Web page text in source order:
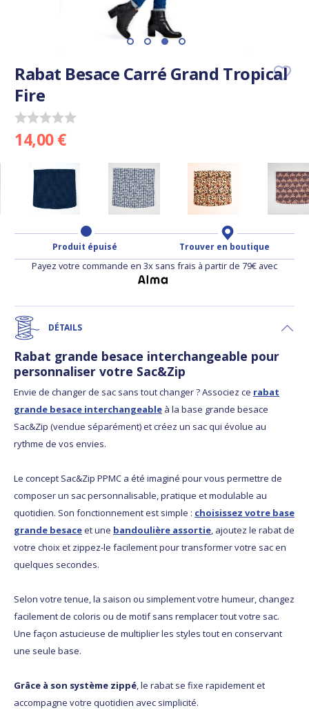
Rabat Besace Carré Grand Tropical
Fire
14,00 €
Produit épuisé Trouver en boutique
Payez votre commande en 3x sans frais à partir de 79€ avec
DÉTAILS
Rabat grande besace interchangeable pour
personnaliser votre Sac&Zip
Envie de changer de sac sans tout changer ? Associez ce rabat
grande besace interchangeable à la base grande besace
Sac&Zip (vendue séparément) et créez un sac qui évolue au
rythme de vos envies.
Le concept Sac&Zip PPMC a été imaginé pour vous permettre de
composer un sac personnalisable, pratique et modulable au
quotidien. Son fonctionnement est simple : choisissez votre base
grande besaceet une bandoulière assortie, ajoutez le rabat de
votre choix et zippez-le facilement pour transformer votre sac en
quelques secondes.
Selon votre tenue, la saison ou simplement votre humeur, changez
facilement de coloris ou de motif sans remplacer tout votre sac.
Une façon astucieuse de multiplier les styles tout en conservant
une seule base.
Grâce à son système zippé, le rabat se fixe rapidement et
accompagne votre quotidien avec simplicité.